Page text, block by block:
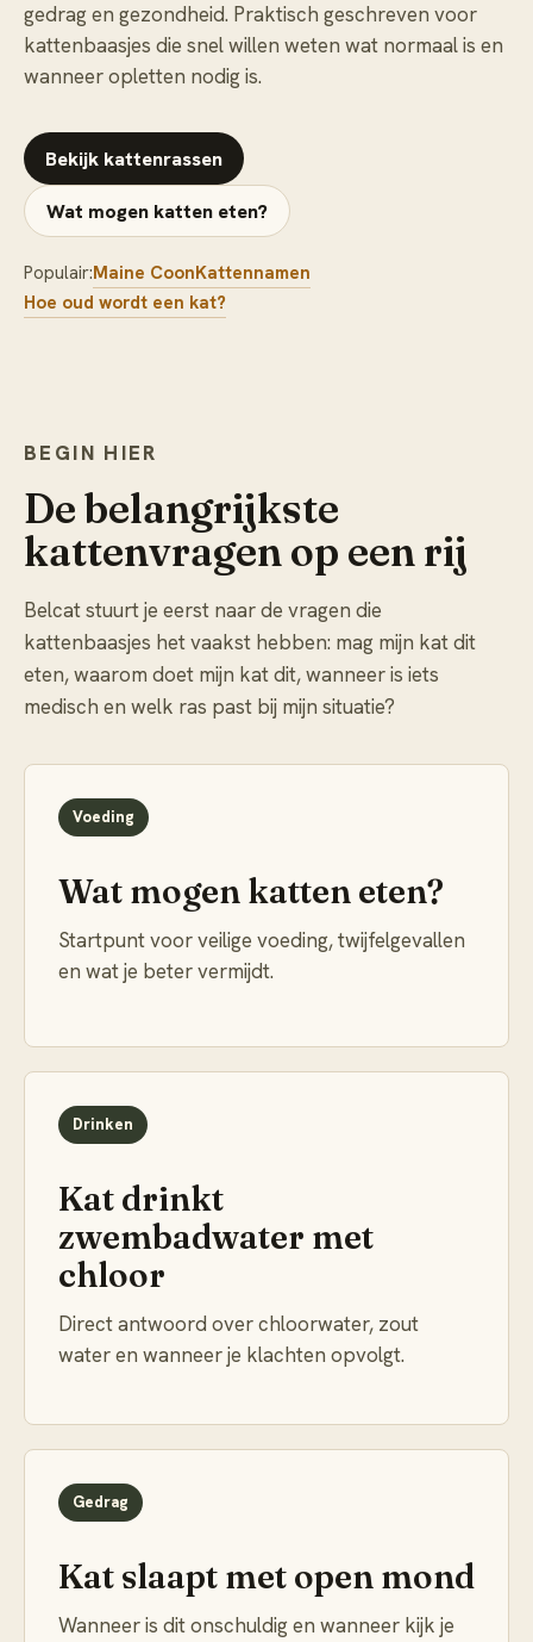
gedrag en gezondheid. Praktisch geschreven voor
kattenbaasjes die snel willen weten wat normaal is en
wanneer opletten nodig is.
Bekijk kattenrassen
Wat mogen katten eten?
Populair:Maine CoonKattennamen
Hoe oud wordt een kat?
BEGIN HIER
De belangrijkste
kattenvragen op een rij
Belcat stuurt je eerst naar de vragen die
kattenbaasjes het vaakst hebben: mag mijn kat dit
eten, waarom doet mijn kat dit, wanneer is iets
medisch en welk ras past bij mijn situatie?
Voeding
Wat mogen katten eten?
Startpunt voor veilige voeding, twijfelgevallen
en wat je beter vermijdt.
Drinken
Kat drinkt
zwembadwater met
chloor
Direct antwoord over chloorwater, zout
water en wanneer je klachten opvolgt.
Gedrag
Kat slaapt met open mond
Wanneer is dit onschuldig en wanneer kijk je